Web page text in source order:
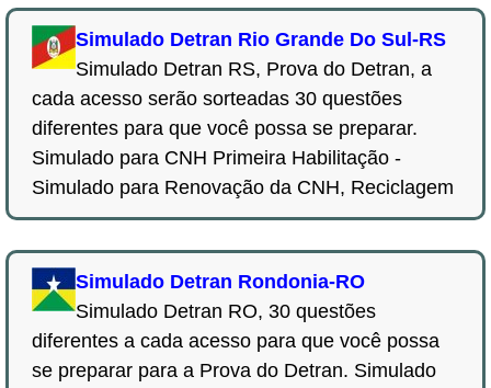
Simulado Detran Rio Grande Do Sul-RS
Simulado Detran RS, Prova do Detran, a
cada acesso serão sorteadas 30 questões
diferentes para que você possa se preparar.
Simulado para CNH Primeira Habilitação -
Simulado para Renovação da CNH, Reciclagem
Simulado Detran Rondonia-RO
Simulado Detran RO, 30 questões
diferentes a cada acesso para que você possa
se preparar para a Prova do Detran. Simulado